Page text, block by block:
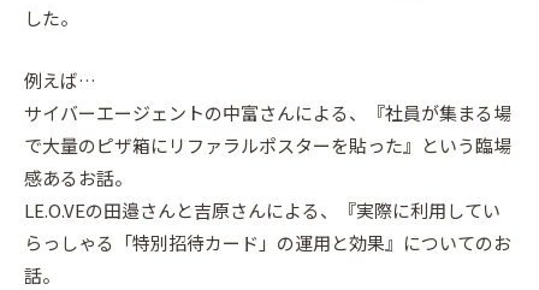
した。
例えば…
サイバーエージェントの中富さんによる、『社員が集まる場
で大量のピザ箱にリファラルポスターを貼った』という臨場
感あるお話。
LE.O.VEの田邉さんと吉原さんによる、『実際に利用してい
らっしゃる「特別招待カード」の運用と効果』についてのお
話。